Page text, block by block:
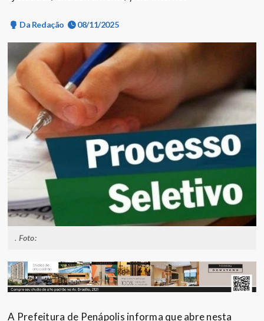
Da Redação 08/11/2025
. Foto:
A Prefeitura de Penápolis informa que abre nesta